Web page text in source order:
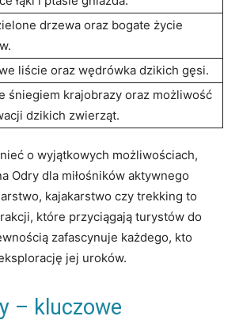
drzewa oraz bogate życie⁣
liście oraz wędrówka ⁣dzikich‍ gęsi.
śniegiem krajobrazy⁣ oraz ⁢możliwość
dzikich⁣ zwierząt.
o wyjątkowych ​możliwościach,
Odry dla miłośników aktywnego
kajakarstwo czy trekking to
które przyciągają ⁤turystów do
zafascynuje każdego,‍ kto
jej uroków.
–‍ kluczowe